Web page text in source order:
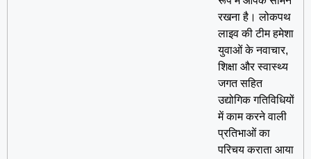
रखना है। लोकपथ
लाइव की टीम हमेशा
युवाओं के नवाचार,
शिक्षा और स्वास्थ्य
जगत सहित
उद्योगिक गतिविधियों
में काम करने वाली
प्रतिभाओं का
परिचय कराता आया